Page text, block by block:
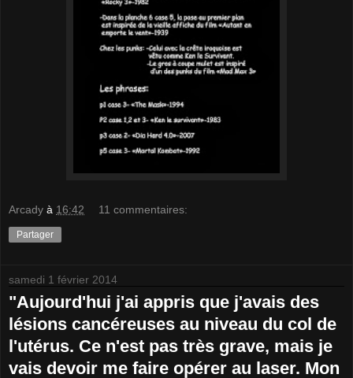
Arcady à 16:42 11 commentaires:
Partager
samedi 1 février 2014
"Aujourd'hui j'ai appris que j'avais des
lésions cancéreuses au niveau du col de
l'utérus. Ce n'est pas très grave, mais je
vais devoir me faire opérer au laser. Mon